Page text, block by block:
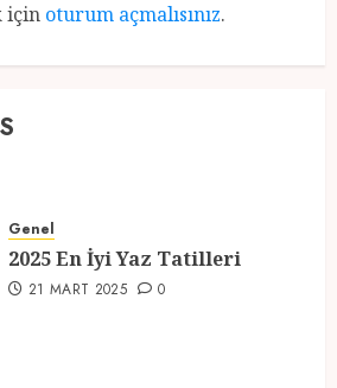
için oturum açmalısınız.
Genel
2025 En İyi Yaz Tatilleri
21 MART 2025 0